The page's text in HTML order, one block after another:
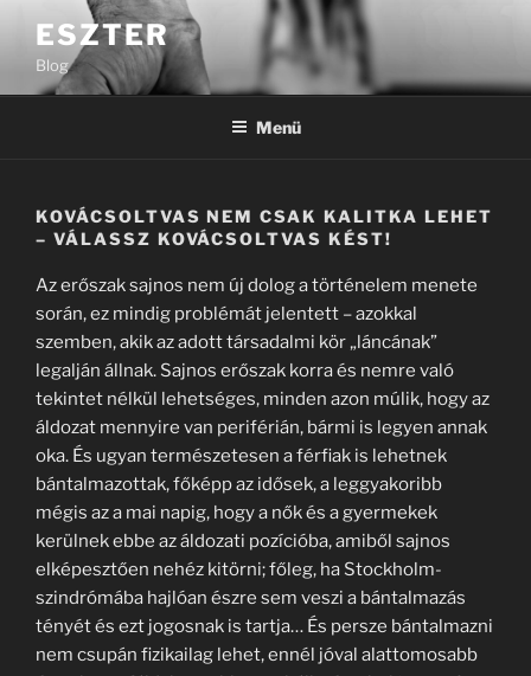
Tartalomhoz
ESZTER
Blog
Menü
KOVÁCSOLTVAS NEM CSAK KALITKA LEHET
– VÁLASSZ KOVÁCSOLTVAS KÉST!
Az erőszak sajnos nem új dolog a történelem menete
során, ez mindig problémát jelentett – azokkal
szemben, akik az adott társadalmi kör „láncának”
legalján állnak. Sajnos erőszak korra és nemre való
tekintet nélkül lehetséges, minden azon múlik, hogy az
áldozat mennyire van periférián, bármi is legyen annak
oka. És ugyan természetesen a férfiak is lehetnek
bántalmazottak, főképp az idősek, a leggyakoribb
mégis az a mai napig, hogy a nők és a gyermekek
kerülnek ebbe az áldozati pozícióba, amiből sajnos
elképesztően nehéz kitörni; főleg, ha Stockholm-
szindrómába hajlóan észre sem veszi a bántalmazás
tényét és ezt jogosnak is tartja… És persze bántalmazni
nem csupán fizikailag lehet, ennél jóval alattomosabb